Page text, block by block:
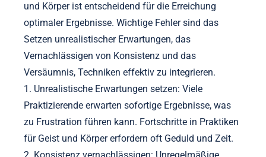
und Körper ist entscheidend für die Erreichung
optimaler Ergebnisse. Wichtige Fehler sind das
Setzen unrealistischer Erwartungen, das
Vernachlässigen von Konsistenz und das
Versäumnis, Techniken effektiv zu integrieren.
1. Unrealistische Erwartungen setzen: Viele
Praktizierende erwarten sofortige Ergebnisse, was
zu Frustration führen kann. Fortschritte in Praktiken
für Geist und Körper erfordern oft Geduld und Zeit.